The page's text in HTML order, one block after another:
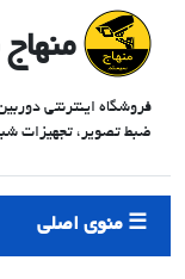
فروشگاه اینترنتی
ضبط تصویر، تجهیزات
منوی اصلی